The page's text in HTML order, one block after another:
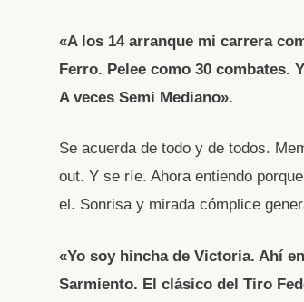
«A los 14 arranque mi carrera
Ferro. Pelee como 30 combates.
A veces Semi Mediano».
Se acuerda de todo y de todos.
out. Y se ríe. Ahora entiendo
el. Sonrisa y mirada cómplice
«Yo soy hincha de Victoria. Ahí
Sarmiento. El clásico del Tiro